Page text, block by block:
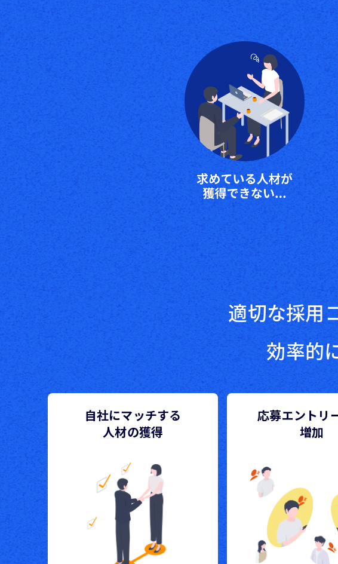
適切な採用
効率的
自社にマッチする
人材の獲得
応募エントリ
増加